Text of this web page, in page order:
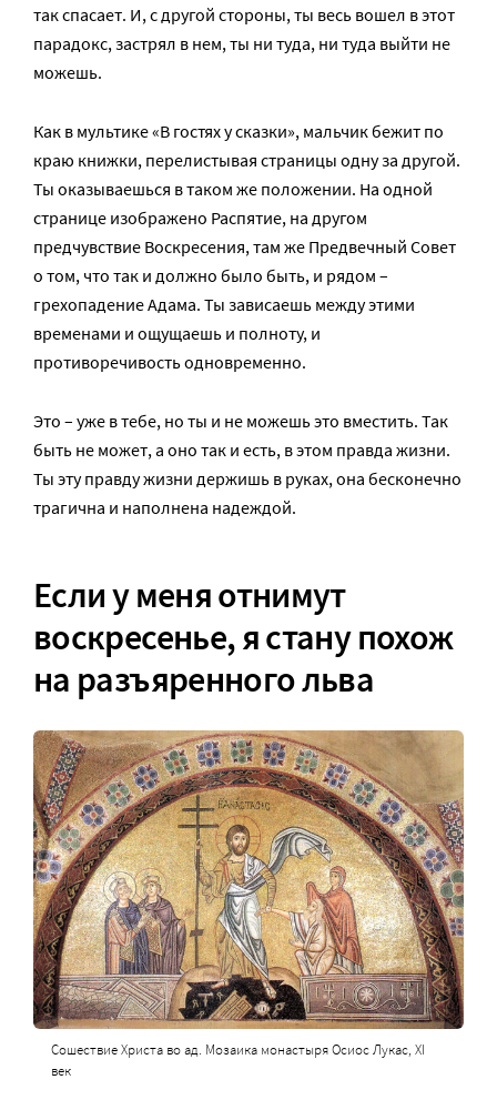
так спасает. И, с другой стороны, ты весь вошел в этот
парадокс, застрял в нем, ты ни туда, ни туда выйти не
можешь.
Как в мультике «В гостях у сказки», мальчик бежит по
краю книжки, перелистывая страницы одну за другой.
Ты оказываешься в таком же положении. На одной
странице изображено Распятие, на другом
предчувствие Воскресения, там же Предвечный Совет
о том, что так и должно было быть, и рядом –
грехопадение Адама. Ты зависаешь между этими
временами и ощущаешь и полноту, и
противоречивость одновременно.
Это – уже в тебе, но ты и не можешь это вместить. Так
быть не может, а оно так и есть, в этом правда жизни.
Ты эту правду жизни держишь в руках, она бесконечно
трагична и наполнена надеждой.
Если у меня отнимут
воскресенье, я стану похож
на разъяренного льва
Сошествие Христа во ад. Мозаика монастыря Осиос Лукас, XI
век